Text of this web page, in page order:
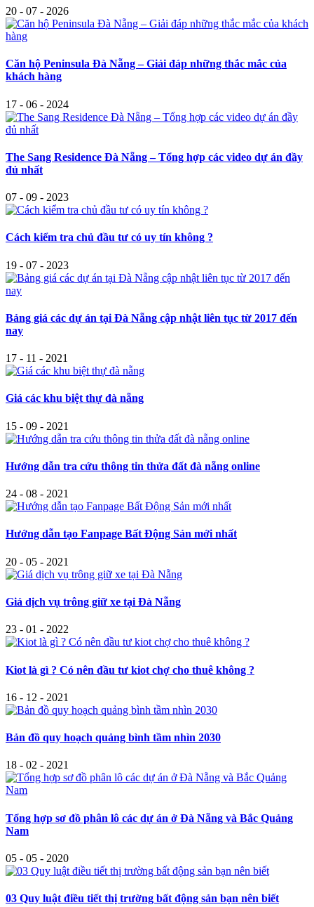
20 - 07 - 2026
Căn hộ Peninsula Đà Nẵng – Giải đáp những thắc mắc của
khách hàng
17 - 06 - 2024
The Sang Residence Đà Nẵng – Tổng hợp các video dự án đầy
đủ nhất
07 - 09 - 2023
Cách kiểm tra chủ đầu tư có uy tín không ?
19 - 07 - 2023
Bảng giá các dự án tại Đà Nẵng cập nhật liên tục từ 2017 đến
nay
17 - 11 - 2021
Giá các khu biệt thự đà nẵng
15 - 09 - 2021
Hướng dẫn tra cứu thông tin thửa đất đà nẵng online
24 - 08 - 2021
Hướng dẫn tạo Fanpage Bất Động Sản mới nhất
20 - 05 - 2021
Giá dịch vụ trông giữ xe tại Đà Nẵng
23 - 01 - 2022
Kiot là gì ? Có nên đầu tư kiot chợ cho thuê không ?
16 - 12 - 2021
Bản đồ quy hoạch quảng bình tầm nhìn 2030
18 - 02 - 2021
Tổng hợp sơ đồ phân lô các dự án ở Đà Nẵng và Bắc Quảng
Nam
05 - 05 - 2020
03 Quy luật điều tiết thị trường bất động sản bạn nên biết